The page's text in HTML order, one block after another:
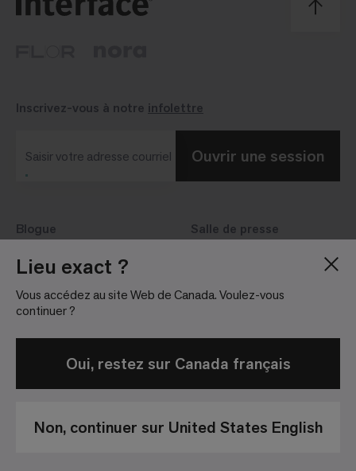
Lieu exact ?
Vous accédez au site Web de Canada. Voulez-vous
continuer ?
Oui, restez sur Canada français
Non, continuer sur United States English
Blogue
À propos de nous
Sites
Salle de presse
Lignes directrices
Inscrivez-vous à notre infolettre
Saisir votre adresse courriel Ouvrir une session
Politique de
Conditions
Avis de non-